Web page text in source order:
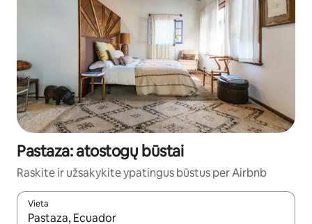
Pastaza: atostogų būstai
Raskite ir užsakykite ypatingus būstus per Airbnb
Vieta
Kai pasirodys paieškos rezultatai, juos naršyti galite